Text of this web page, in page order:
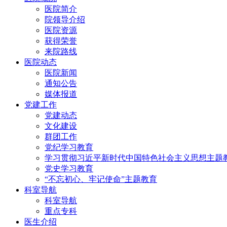
医院简介
院领导介绍
医院资源
获得荣誉
来院路线
医院动态
医院新闻
通知公告
媒体报道
党建工作
党建动态
文化建设
群团工作
党纪学习教育
学习贯彻习近平新时代中国特色社会主义思想主题
党史学习教育
“不忘初心、牢记使命”主题教育
科室导航
科室导航
重点专科
医生介绍